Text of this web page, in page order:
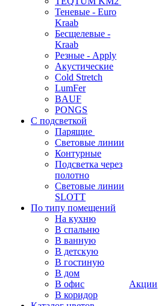
Теневые - Euro
Kraab
Бесщелевые -
Kraab
Резные - Apply
Акустические
Cold Stretch
LumFer
BAUF
PONGS
С подсветкой
Парящие
Световые линии
Контурные
Подсветка через
полотно
Световые линии
SLOTT
По типу помещений
На кухню
В спальню
В ванную
В детскую
В гостиную
В дом
В офис
В коридор
Акции